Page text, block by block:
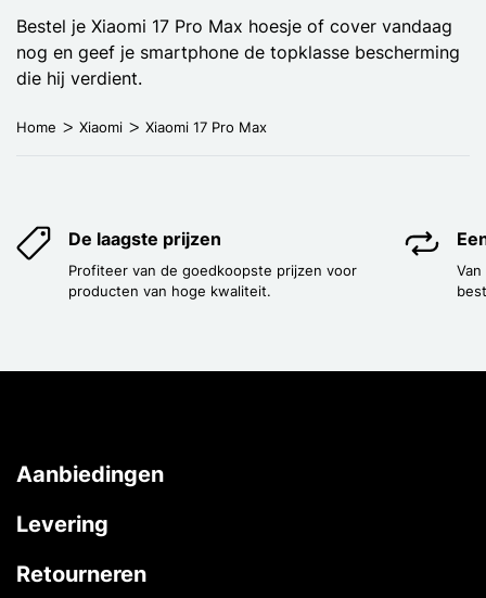
Bestel je Xiaomi 17 Pro Max hoesje of cover vandaag
nog en geef je smartphone de topklasse bescherming
die hij verdient.
Home Xiaomi Xiaomi 17 Pro Max
De laagste prijzen
Profiteer van de goedkoopste prijzen voor
producten van hoge kwaliteit.
Aanbiedingen
Levering
Retourneren